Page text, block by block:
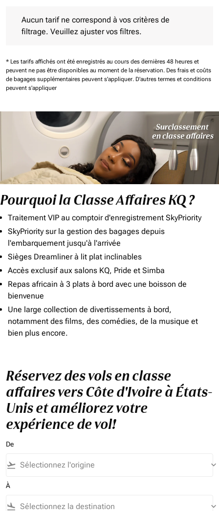
Aucun tarif ne correspond à vos critères de
filtrage. Veuillez ajuster vos filtres.
* Les tarifs affichés ont été enregistrés au cours des dernières 48 heures et
peuvent ne pas être disponibles au moment de la réservation. Des frais et coûts
de bagages supplémentaires peuvent s'appliquer. D'autres termes et conditions
peuvent s'appliquer
Pourquoi la Classe Affaires KQ ?
Traitement VIP au comptoir d'enregistrement SkyPriority
SkyPriority sur la gestion des bagages depuis
l'embarquement jusqu'à l'arrivée
Sièges Dreamliner à lit plat inclinables
Accès exclusif aux salons KQ, Pride et Simba
Repas africain à 3 plats à bord avec une boisson de
bienvenue
Une large collection de divertissements à bord,
notamment des films, des comédies, de la musique et
bien plus encore.
Réservez des vols en classe
affaires vers Côte d'Ivoire à États-
Unis et améliorez votre
expérience de vol!
De
flight_takeoff keyboard_arrow_down
À
flight_land keyboard_arrow_down